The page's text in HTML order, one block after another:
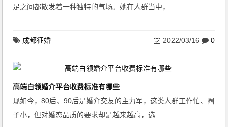
足之间都散发着一种独特的气场。她在人群当中， ...
成都征婚 2022/03/16 0
高端白领婚介平台收费标准有哪些
现如今，80后、90后是婚介交友的主力军，这类人群工作忙、圈
子小，但对婚恋品质的要求却是越来越高，选 ...